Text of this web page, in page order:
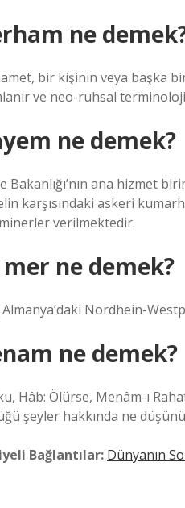
ne
bir kişinin veya başka
ve neo-ruhsal
ne demek?
Bakanlığı’nın ana hizmet
karşısındaki askeri
verilmektedir.
mer ne demek?
Nordhein-
ne demek?
Hâb: Ölürse, Menâm-ı
şeyler hakkında ne
Bağlantılar: Dünyanın